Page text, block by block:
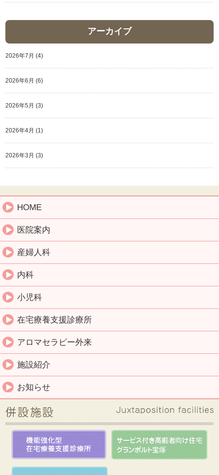
アーカイブ
2026年7月 (4)
2026年6月 (6)
2026年5月 (3)
2026年4月 (1)
2026年3月 (3)
HOME
医院案内
産婦人科
内科
小児科
在宅療養支援診療所
アロマセラピー外来
施設紹介
お知らせ